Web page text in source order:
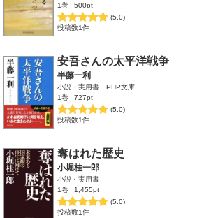
1巻
500pt
(5.0)
投稿数1件
安吾さんの太平洋戦争
半藤一利
小説・実用書、PHP文庫
1巻
727pt
(5.0)
投稿数1件
奪はれた歴史
小堀桂一郎
小説・実用書
1巻
1,455pt
(5.0)
投稿数1件